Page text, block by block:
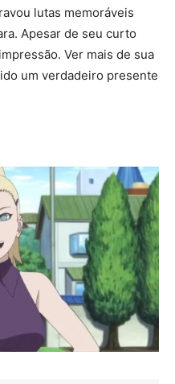
lutas memoráveis
Apesar de seu curto
Ver mais de sua
um verdadeiro presente